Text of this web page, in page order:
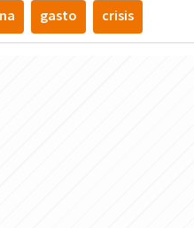
gasto crisis